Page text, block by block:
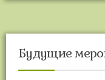
Будущие